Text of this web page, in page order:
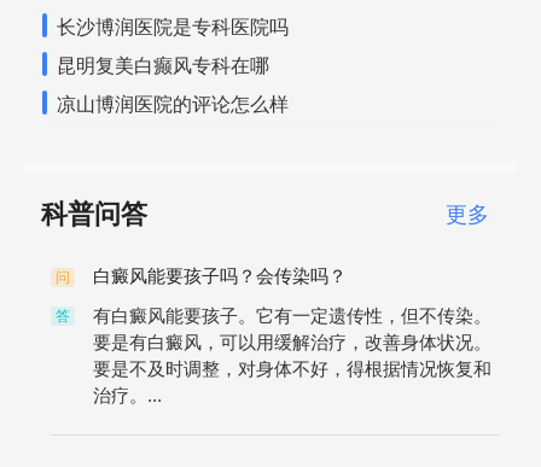
长沙博润医院是专科医院吗
昆明复美白癫风专科在哪
凉山博润医院的评论怎么样
科普问答 更多
问 白癜风能要孩子吗？会传染吗？
答
有白癜风能要孩子。它有一定遗传性，但不传染。
要是有白癜风，可以用缓解治疗，改善身体状况。
要是不及时调整，对身体不好，得根据情况恢复和
治疗。...